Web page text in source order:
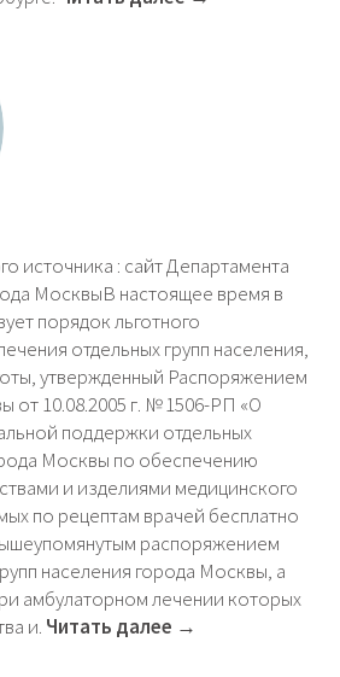
источника : сайт Департамента
МосквыВ настоящее время в
порядок льготного
отдельных групп населения,
утвержденный Распоряжением
от 10.08.2005 г. № 1506-РП «О
поддержки отдельных
Москвы по обеспечению
и изделиями медицинского
по рецептам врачей бесплатно
распоряжением
населения города Москвы, а
амбулаторном лечении которых
и. Читать далее →